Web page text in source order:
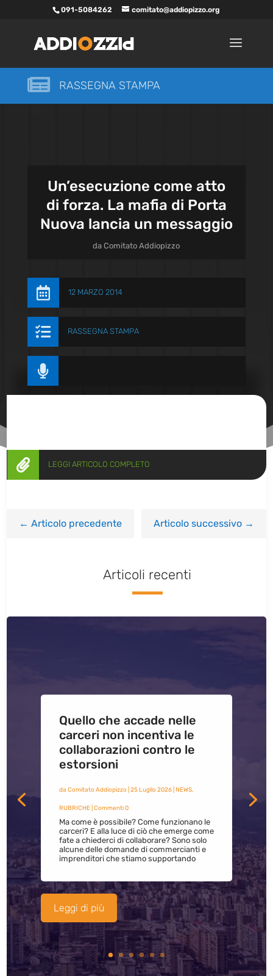
091-5084262 comitato@addiopizzo.org
 RASSEGNA STAMPA
Un’esecuzione come atto
di forza. La mafia di Porta
Nuova lancia un messaggio
daComitato Addiopizzo
 12 MARZO 2014
 RASSEGNA STAMPA

 LEGGI ARTICOLO COMPLETO
←Articolo precedente Articolo successivo→
Articoli recenti
Quello che accade nelle
carceri non incentiva le
collaborazioni contro le
estorsioni
da Comitato Addiopizzo| 25 Luglio 2026| NEWS,
RUBRICHE| Commenti 0
Ma come è possibile? Come funzionano le
carceri? E alla luce di ciò che emerge come
fate a chiederci di collaborare? Sono solo
alcune delle domande di commercianti e
imprenditori che stiamo supportando
Leggi di più